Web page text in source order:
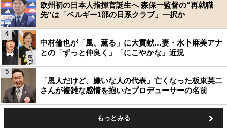
欧州初の日本人指揮官誕生へ 森保一監督の“再就職
先”は「ベルギー1部の日系クラブ」一択か
中村倫也が「風、薫る」に大貢献…妻・水卜麻美アナ
との「ずっと仲良く」「にこやかな」近況
4
「恩人だけど、嫌いな人の代表」亡くなった板東英二
さんが複雑な感情を抱いたプロデューサーの名前
5
もっとみる